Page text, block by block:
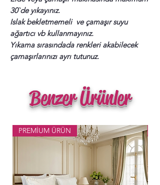
30`de yıkayınız.
Islak bekletmemeli ve çamaşır suyu
ağartıcı vb kullanmayınız.
Yıkama sırasındada renkleri akabilecek
çamaşırlarınızı ayrı tutunuz.
Benzer Ürünler
PREMİUM ÜRÜN